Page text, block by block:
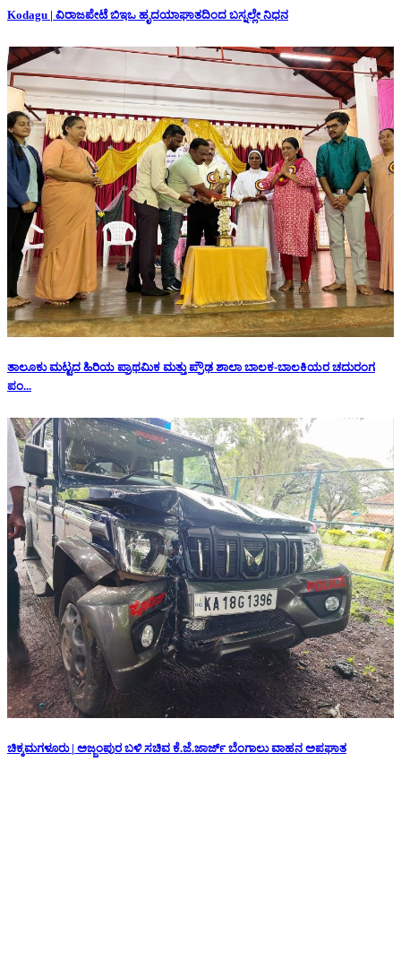
Kodagu | ವಿರಾಜಪೇಟೆ ಬಿಇಒ ಹೃದಯಾಘಾತದಿಂದ ಬಸ್ನಲ್ಲೇ ನಿಧನ
ತಾಲೂಕು ಮಟ್ಟದ ಹಿರಿಯ ಪ್ರಾಥಮಿಕ ಮತ್ತು ಪ್ರೌಢ ಶಾಲಾ ಬಾಲಕ-ಬಾಲಕಿಯರ ಚದುರಂಗ
ಪಂ...
ಚಿಕ್ಕಮಗಳೂರು | ಅಜ್ಜಂಪುರ ಬಳಿ ಸಚಿವ ಕೆ.ಜೆ.ಜಾರ್ಜ್ ಬೆಂಗಾಲು ವಾಹನ ಅಪಘಾತ